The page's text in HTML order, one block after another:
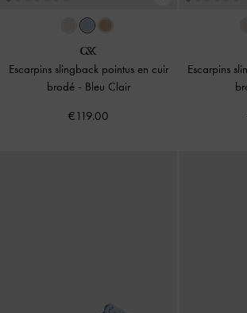
Escarpins slingback pointus en cuir
brodé - Bleu Clair
€119.00
Escarpins